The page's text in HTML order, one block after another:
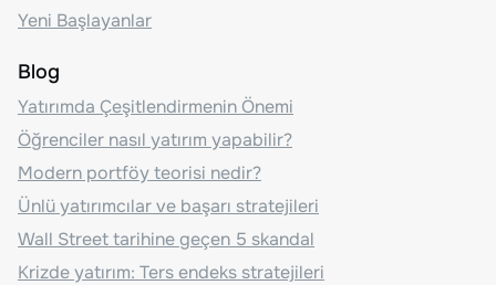
Yeni Başlayanlar
Blog
Yatırımda Çeşitlendirmenin Önemi
Öğrenciler nasıl yatırım yapabilir?
Modern portföy teorisi nedir?
Ünlü yatırımcılar ve başarı stratejileri
Wall Street tarihine geçen 5 skandal
Krizde yatırım: Ters endeks stratejileri